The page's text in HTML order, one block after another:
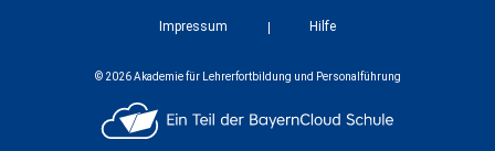
Impressum Hilfe
© 2026 Akademie für Lehrerfortbildung und Personalführung